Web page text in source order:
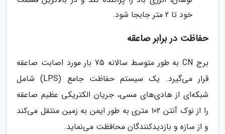
خود تا 2 متر جابجا شود.
حفاظت در برابر صاعقه
برج CN به طور متوسط سالانه 75 بار مورد اصابت صاعقه
قرار می‌گیرد. یک سیستم حفاظت جامع (LPS) شامل
شبکه‌ای از هادی‌های مسی، جریان الکتریکی عظیم صاعقه
را از نوک آنتن 102 متری به طور ایمن به زمین منتقل می‌کند
و از سازه و بازدیدکنندگان محافظت می‌نماید.